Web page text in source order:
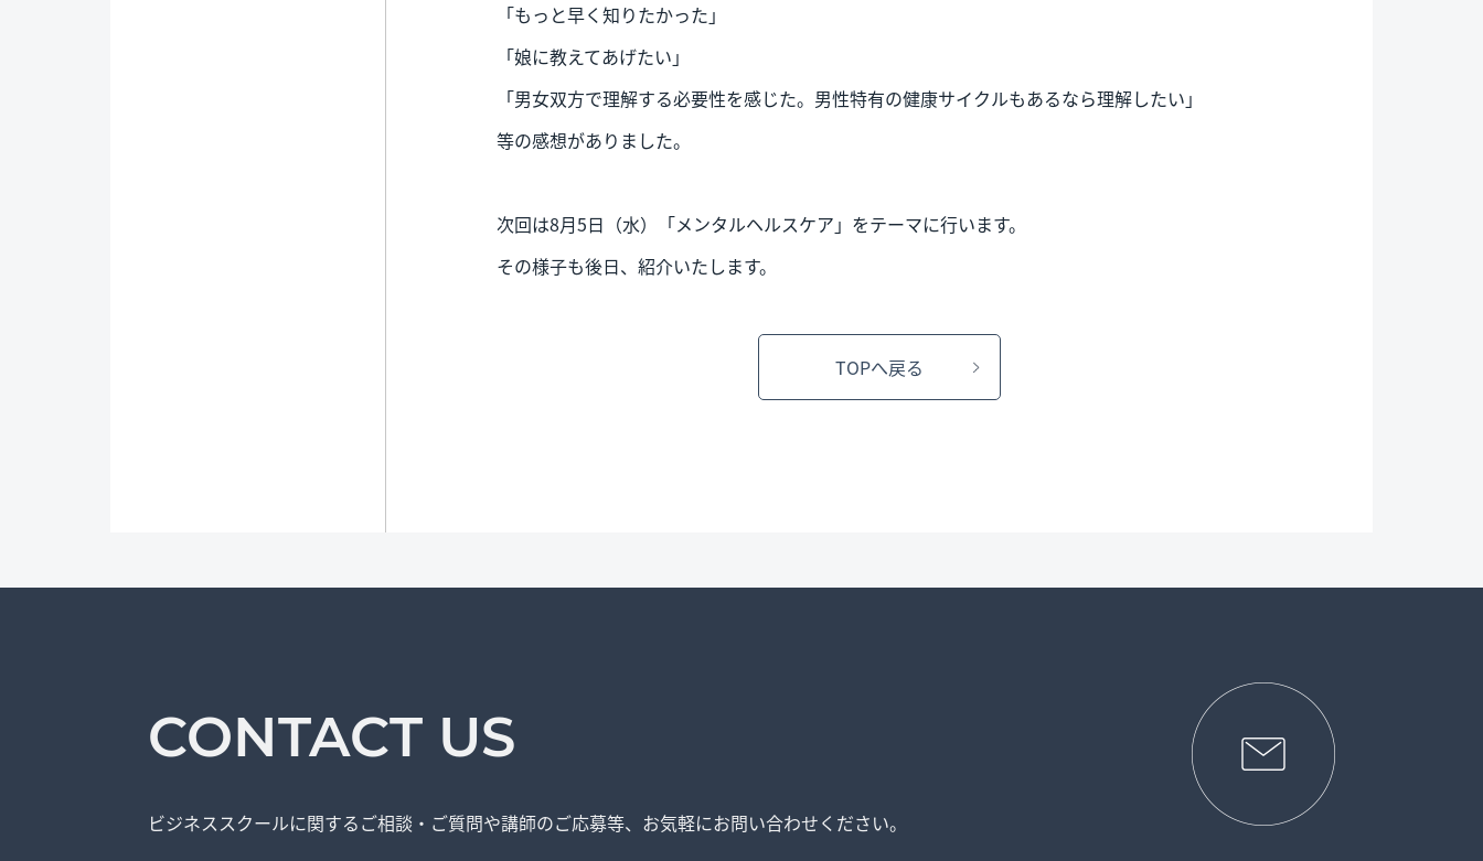
「もっと早く知りたかった」
「娘に教えてあげたい」
「男女双方で理解する必要性を感じた。男性特有の健康サイクルもあるなら理解したい」
等の感想がありました。
次回は8月5日（水）「メンタルヘルスケア」をテーマに行います。
その様子も後日、紹介いたします。
TOPへ戻る
CONTACT US
ビジネススクールに関するご相談・ご質問や講師のご応募等、 お気軽にお問い合わせください。